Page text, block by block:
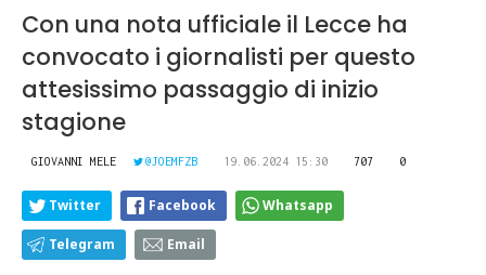
Con una nota ufficiale il Lecce ha
convocato i giornalisti per questo
attesissimo passaggio di inizio
stagione
GIOVANNI MELE @JOEMFZB 19.06.2024 15:30 707 0
Twitter Facebook Whatsapp
Telegram Email